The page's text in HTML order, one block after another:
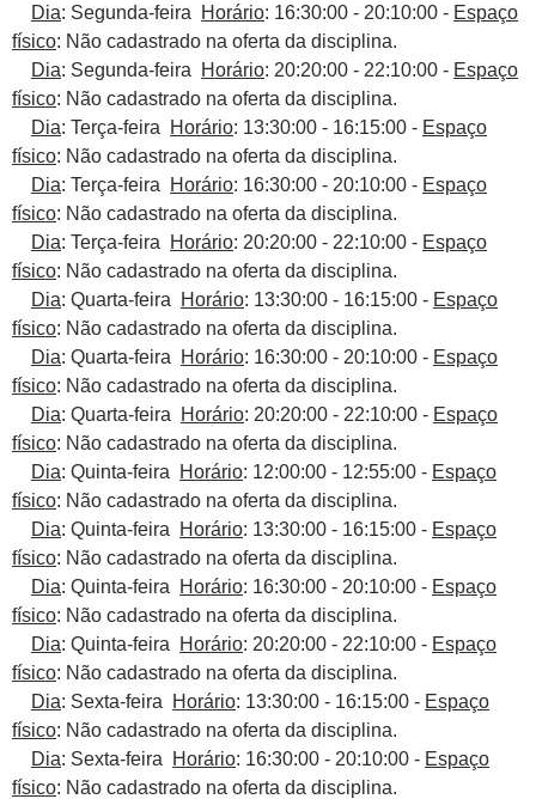
Dia: Segunda-feira Horário: 16:30:00 - 20:10:00 - Espaço
físico: Não cadastrado na oferta da disciplina.
Dia: Segunda-feira Horário: 20:20:00 - 22:10:00 - Espaço
físico: Não cadastrado na oferta da disciplina.
Dia: Terça-feira Horário: 13:30:00 - 16:15:00 - Espaço
físico: Não cadastrado na oferta da disciplina.
Dia: Terça-feira Horário: 16:30:00 - 20:10:00 - Espaço
físico: Não cadastrado na oferta da disciplina.
Dia: Terça-feira Horário: 20:20:00 - 22:10:00 - Espaço
físico: Não cadastrado na oferta da disciplina.
Dia: Quarta-feira Horário: 13:30:00 - 16:15:00 - Espaço
físico: Não cadastrado na oferta da disciplina.
Dia: Quarta-feira Horário: 16:30:00 - 20:10:00 - Espaço
físico: Não cadastrado na oferta da disciplina.
Dia: Quarta-feira Horário: 20:20:00 - 22:10:00 - Espaço
físico: Não cadastrado na oferta da disciplina.
Dia: Quinta-feira Horário: 12:00:00 - 12:55:00 - Espaço
físico: Não cadastrado na oferta da disciplina.
Dia: Quinta-feira Horário: 13:30:00 - 16:15:00 - Espaço
físico: Não cadastrado na oferta da disciplina.
Dia: Quinta-feira Horário: 16:30:00 - 20:10:00 - Espaço
físico: Não cadastrado na oferta da disciplina.
Dia: Quinta-feira Horário: 20:20:00 - 22:10:00 - Espaço
físico: Não cadastrado na oferta da disciplina.
Dia: Sexta-feira Horário: 13:30:00 - 16:15:00 - Espaço
físico: Não cadastrado na oferta da disciplina.
Dia: Sexta-feira Horário: 16:30:00 - 20:10:00 - Espaço
físico: Não cadastrado na oferta da disciplina.